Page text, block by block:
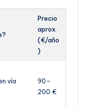
Precio
aprox.
(€/año
)
vía
90–
200 €